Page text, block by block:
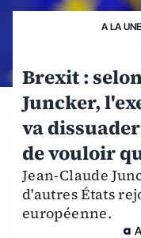
A LA UNE
Brexit :
Juncker,
va
de vouloir
Jean-Claude
d'autres États
européenne.